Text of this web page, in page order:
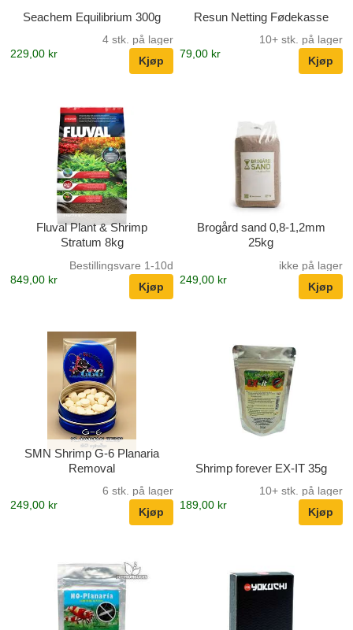
Seachem Equilibrium 300g
4 stk. på lager
229,00 kr
Resun Netting Fødekasse
10+ stk. på lager
79,00 kr
Fluval Plant & Shrimp
Stratum 8kg
Bestillingsvare 1-10d
849,00 kr
Brogård sand 0,8-1,2mm
25kg
ikke på lager
249,00 kr
SMN Shrimp G-6 Planaria
Removal
6 stk. på lager
249,00 kr
Shrimp forever EX-IT 35g
10+ stk. på lager
189,00 kr